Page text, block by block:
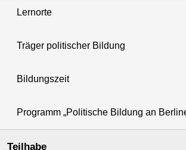
Lernorte
Träger politischer Bildung
Bildungszeit
Programm „Politische Bildung an
Teilhabe